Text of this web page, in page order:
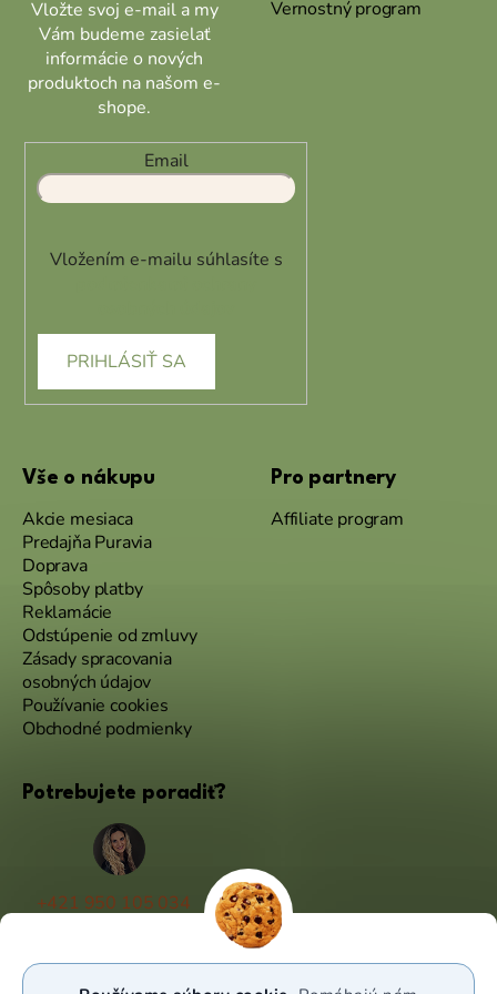
Vložte svoj e-mail a my
Vám budeme zasielať
informácie o nových
produktoch na našom e-
shope.
Email
Vložením e-mailu súhlasíte s
PRIHLÁSIŤ SA
Vernostný program
Vše o nákupu
Akcie mesiaca
Predajňa Puravia
Doprava
Spôsoby platby
Reklamácie
Odstúpenie od zmluvy
Zásady spracovania
osobných údajov
Používanie cookies
Obchodné podmienky
Pro partnery
Affiliate program
Potrebujete poradiť?
+421 950 105 034